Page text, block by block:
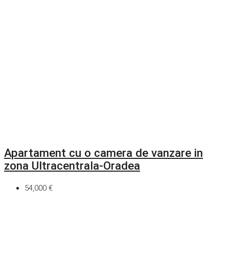
Apartament cu o camera de vanzare in
zona Ultracentrala-Oradea
54,000 €